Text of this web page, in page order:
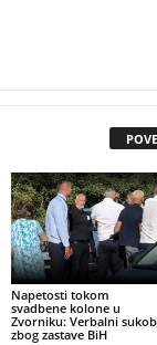
Napetosti tokom
svadbene kolone u
Zvorniku: Verbalni sukob
zbog zastave BiH